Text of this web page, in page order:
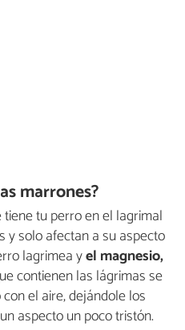
marrones?
tu perro en el lagrimal
y solo afectan a su aspecto
lagrimea yel magnesio,
contienen las lágrimas se
el aire, dejándole los
aspecto un poco tristón.